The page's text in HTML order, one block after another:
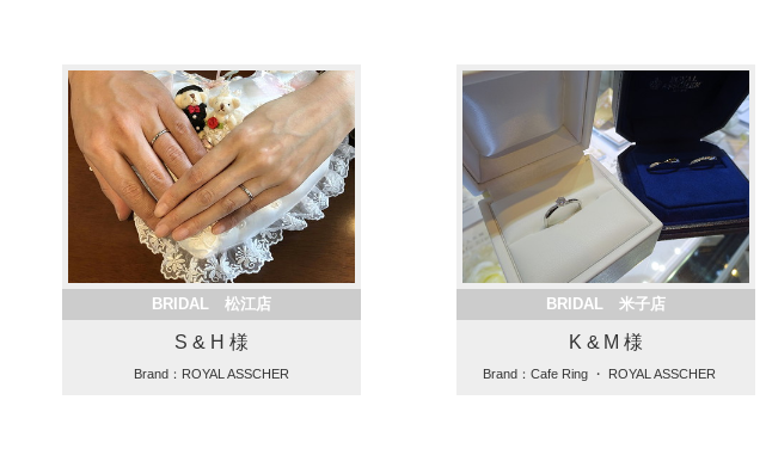
BRIDAL 松江店
S & H 様
Brand：ROYAL ASSCHER
BRIDAL 米子店
K & M 様
Brand：Cafe Ring ・ ROYAL ASSCHER